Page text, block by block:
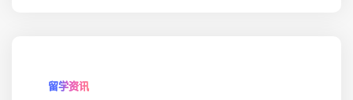
留学资讯